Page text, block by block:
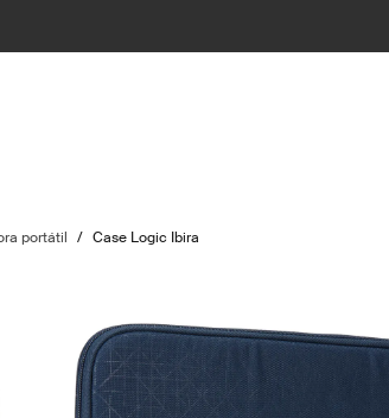
portátil / Case Logic Ibira